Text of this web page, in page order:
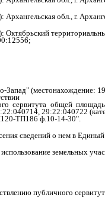
обл., г.
(местонахождение:
сервитута общей
29:22:040722
ТП186 ф.10-14-30".
сведений о нем в
земельных
публичного